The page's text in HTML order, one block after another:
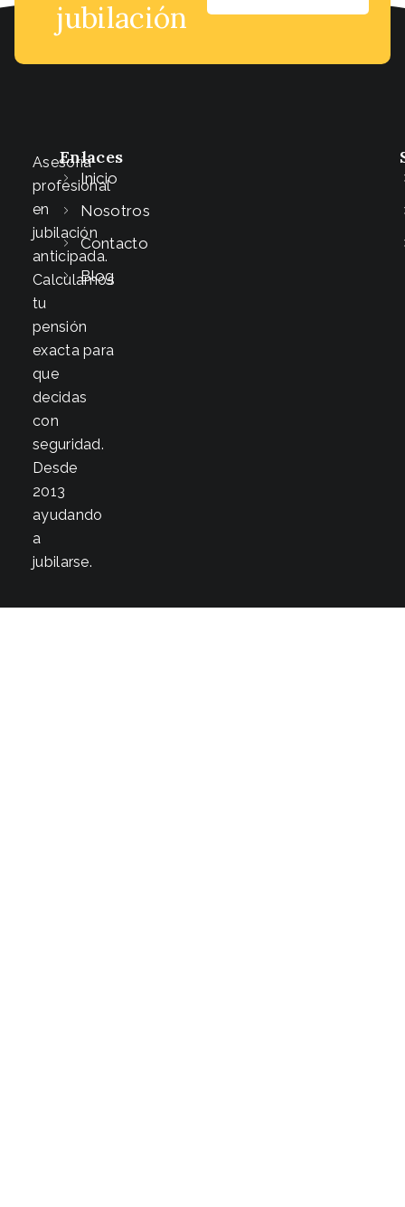
jubilación
Asesoría
profesional
en
jubilación
anticipada.
Calculamos
tu
pensión
exacta para
que
decidas
con
seguridad.
Desde
2013
ayudando
a
jubilarse.
Enlaces
Inicio
Nosotros
Contacto
Blog